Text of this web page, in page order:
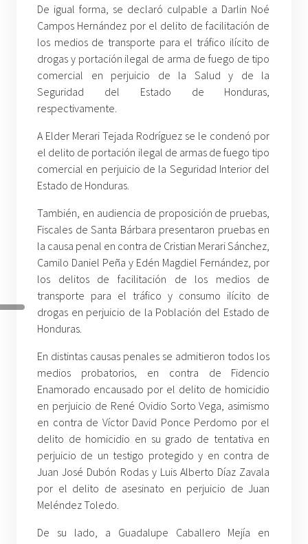
De igual forma, se declaró culpable a Darlin Noé
Campos Hernández por el delito de facilitación de
los medios de transporte para el tráfico ilícito de
drogas y portación ilegal de arma de fuego de tipo
comercial en perjuicio de la Salud y de la
Seguridad del Estado de Honduras,
respectivamente.
A Elder Merari Tejada Rodríguez se le condenó por
el delito de portación ilegal de armas de fuego tipo
comercial en perjuicio de la Seguridad Interior del
Estado de Honduras.
También, en audiencia de proposición de pruebas,
Fiscales de Santa Bárbara presentaron pruebas en
la causa penal en contra de Cristian Merari Sánchez,
Camilo Daniel Peña y Edén Magdiel Fernández, por
los delitos de facilitación de los medios de
transporte para el tráfico y consumo ilícito de
drogas en perjuicio de la Población del Estado de
Honduras.
En distintas causas penales se admitieron todos los
medios probatorios, en contra de Fidencio
Enamorado encausado por el delito de homicidio
en perjuicio de René Ovidio Sorto Vega, asimismo
en contra de Víctor David Ponce Perdomo por el
delito de homicidio en su grado de tentativa en
perjuicio de un testigo protegido y en contra de
Juan José Dubón Rodas y Luis Alberto Díaz Zavala
por el delito de asesinato en perjuicio de Juan
Meléndez Toledo.
De su lado, a Guadalupe Caballero Mejía en